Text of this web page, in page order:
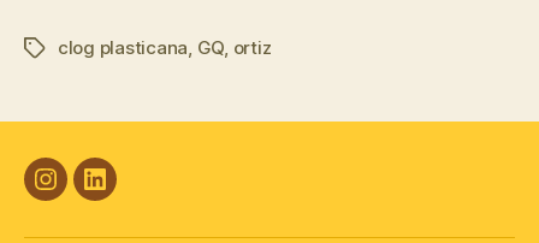
Étiquettes
clog plasticana, GQ, ortiz
#Plasticana
Linkedin